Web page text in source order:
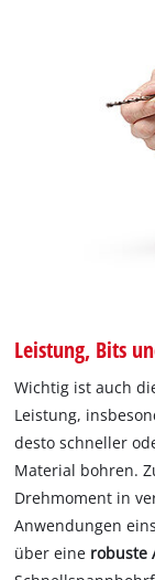
Leistung, Bits
Wichtig ist auch
Leistung,
desto schneller
Material bohren.
Drehmoment in
Anwendungen
über eine robuste